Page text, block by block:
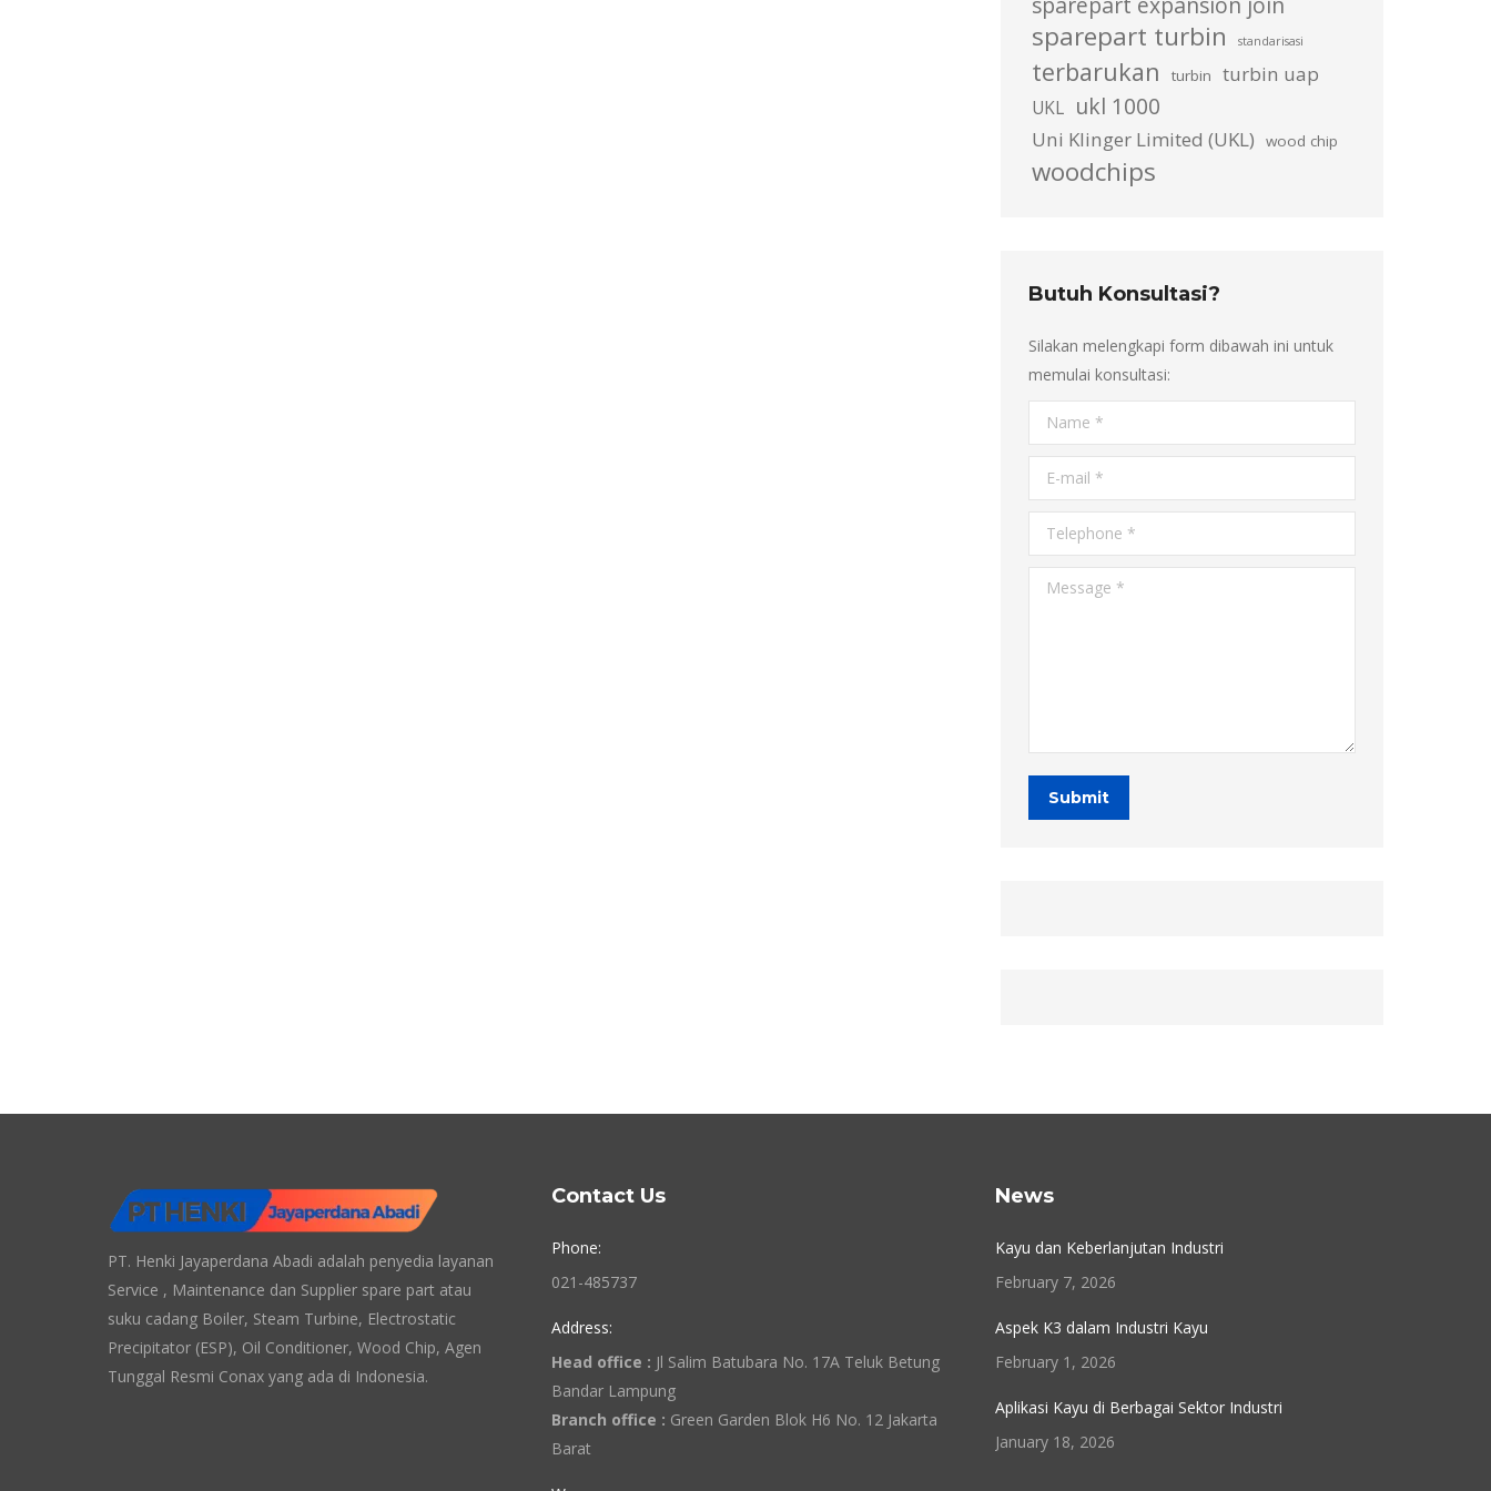
sparepart turbin standarisasi
terbarukan turbin turbin uap
UKL ukl 1000
Uni Klinger Limited (UKL) wood chip
woodchips
Butuh Konsultasi?
Silakan melengkapi form dibawah ini untuk
memulai konsultasi:
Name *
E-mail *
Telephone *
Message *
Submit
PT. Henki Jayaperdana Abadi adalah penyedia layanan
Service , Maintenance dan Supplier spare part atau
suku cadang Boiler, Steam Turbine, Electrostatic
Precipitator (ESP), Oil Conditioner, Wood Chip, Agen
Tunggal Resmi Conax yang ada di Indonesia.
Contact Us
Phone:
021-485737
Address:
Head office : Jl Salim Batubara No. 17A Teluk Betung
Bandar Lampung
Branch office : Green Garden Blok H6 No. 12 Jakarta
Barat
News
Kayu dan Keberlanjutan Industri
February 7, 2026
Aspek K3 dalam Industri Kayu
February 1, 2026
Aplikasi Kayu di Berbagai Sektor Industri
January 18, 2026